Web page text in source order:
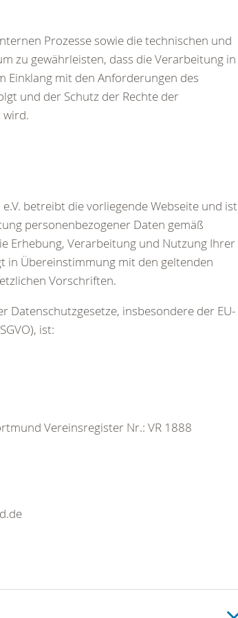
Prozesse sowie die technischen und
zu gewährleisten, dass die Verarbeitung in
Einklang mit den Anforderungen des
und der Schutz der Rechte der
wird.
betreibt die vorliegende Webseite und ist
personenbezogener Daten gemäß
Erhebung, Verarbeitung und Nutzung Ihrer
in Übereinstimmung mit den geltenden
Vorschriften.
Datenschutzgesetze, insbesondere der EU-
ist:
Vereinsregister Nr.: VR 1888